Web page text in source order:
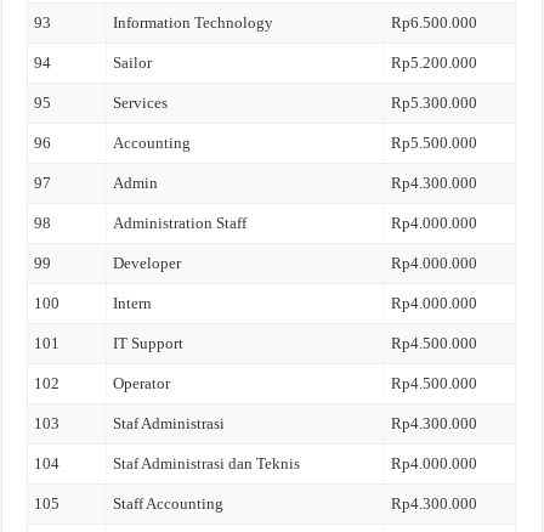
93 Information Technology Rp6.500.000
94 Sailor Rp5.200.000
95 Services Rp5.300.000
96 Accounting Rp5.500.000
97 Admin Rp4.300.000
98 Administration Staff Rp4.000.000
99 Developer Rp4.000.000
100 Intern Rp4.000.000
101 IT Support Rp4.500.000
102 Operator Rp4.500.000
103 Staf Administrasi Rp4.300.000
104 Staf Administrasi dan Teknis Rp4.000.000
105 Staff Accounting Rp4.300.000